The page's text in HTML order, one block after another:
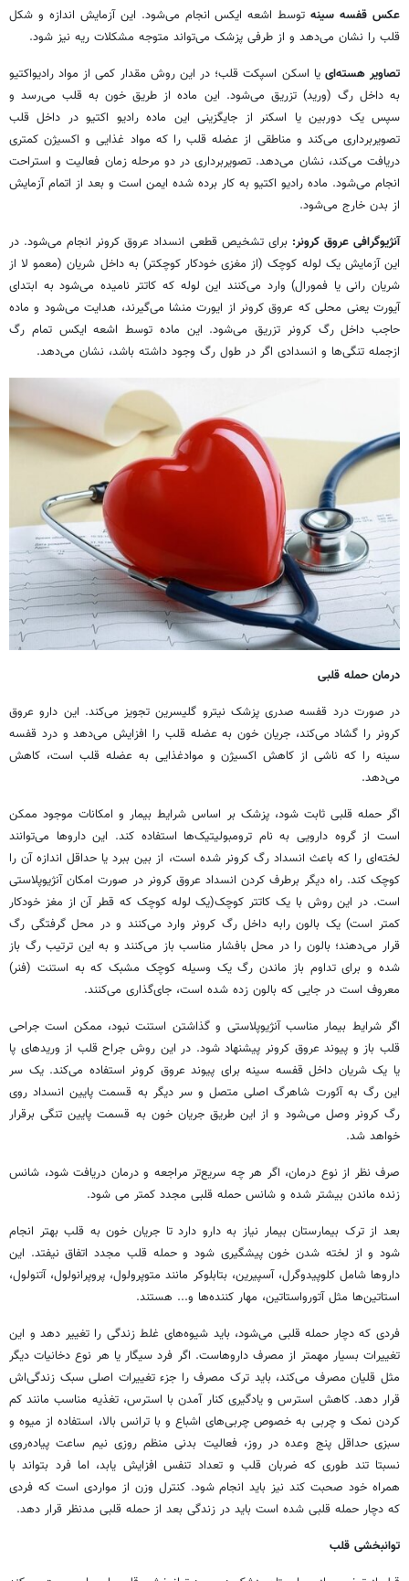
عکس قفسه سینهتوسط اشعه ایکس انجام می‌شود. این آزمایش اندازه و شکل
قلب را نشان می‌دهد و از طرفی پزشک می‌تواند متوجه مشکلات ریه نیز شود.
تصاویر هسته‌اییا اسکن اسپکت قلب؛ در این روش مقدار کمی از مواد رادیواکتیو
به داخل رگ (ورید) تزریق می‌شود. این ماده از طریق خون به قلب می‌رسد و
سپس یک دوربین یا اسکنر از جایگزینی این ماده رادیو اکتیو در داخل قلب
تصویربرداری می‌کند و مناطقی از عضله قلب را که مواد غذایی و اکسیژن کمتری
دریافت می‌کند، نشان می‌دهد. تصویربرداری در دو مرحله زمان فعالیت و استراحت
انجام می‌شود. ماده رادیو اکتیو به کار برده شده ایمن است و بعد از اتمام آزمایش
از بدن خارج می‌شود.
آنژیوگرافی عروق کرونر: برای تشخیص قطعی انسداد عروق کرونر انجام می‌شود. در
این آزمایش یک لوله کوچک (از مغزی خودکار کوچکتر) به داخل شریان (معمو لا از
شریان رانی یا فمورال) وارد می‌کنند این لوله که کاتتر نامیده می‌شود به ابتدای
آیورت یعنی محلی که عروق کرونر از ایورت منشا می‌گیرند، هدایت می‌شود و ماده
حاجب داخل رگ کرونر تزریق می‌شود. این ماده توسط اشعه ایکس تمام رگ
ازجمله تنگی‌ها و انسدادی اگر در طول رگ وجود داشته باشد، نشان می‌دهد.
درمان حمله قلبی
در صورت درد قفسه صدری پزشک نیترو گلیسرین تجویز می‌کند. این دارو عروق
کرونر را گشاد می‌کند، جریان خون به عضله قلب را افزایش می‌دهد و درد قفسه
سینه را که ناشی از کاهش اکسیژن و موادغذایی به عضله قلب است، کاهش
می‌دهد.
اگر حمله قلبی ثابت شود، پزشک بر اساس شرایط بیمار و امکانات موجود ممکن
است از گروه دارویی به نام ترومبولیتیک‌ها استفاده کند. این داروها می‌توانند
لخته‌ای را که باعث انسداد رگ کرونر شده است، از بین ببرد یا حداقل اندازه آن را
کوچک کند. راه دیگر برطرف کردن انسداد عروق کرونر در صورت امکان آنژیوپلاستی
است. در این روش با یک کاتتر کوچک(یک لوله کوچک که قطر آن از مغز خودکار
کمتر است) یک بالون رابه داخل رگ کرونر وارد می‌کنند و در محل گرفتگی رگ
قرار می‌دهند؛ بالون را در محل بافشار مناسب باز می‌کنند و به این ترتیب رگ باز
شده و برای تداوم باز ماندن رگ یک وسیله کوچک مشبک که به استنت (فنر)
معروف است در جایی که بالون زده شده است، جای‌گذاری می‌کنند.
اگر شرایط بیمار مناسب آنژیوپلاستی و گذاشتن استنت نبود، ممکن است جراحی
قلب باز و پیوند عروق کرونر پیشنهاد شود. در این روش جراح قلب از وریدهای پا
یا یک شریان داخل قفسه سینه برای پیوند عروق کرونر استفاده می‌کند. یک سر
این رگ به آئورت شاهرگ اصلی متصل و سر دیگر به قسمت پایین انسداد روی
رگ کرونر وصل می‌شود و از این طریق جریان خون به قسمت پایین تنگی برقرار
خواهد شد.
صرف نظر از نوع درمان، اگر هر چه سریع‌تر مراجعه و درمان دریافت شود، شانس
زنده ماندن بیشتر شده و شانس حمله قلبی مجدد کمتر می شود.
بعد از ترک بیمارستان بیمار نیاز به دارو دارد تا جریان خون به قلب بهتر انجام
شود و از لخته شدن خون پیشگیری شود و حمله قلب مجدد اتفاق نیفتد. این
داروها شامل کلوپیدوگرل، آسپیرین، بتابلوکر مانند متوپرولول، پروپرانولول، آتنولول،
استاتین‌ها مثل آتورواستاتین، مهار کننده‌ها و... هستند.
فردی که دچار حمله قلبی می‌شود، باید شیوه‌های غلط زندگی را تغییر دهد و این
تغییرات بسیار مهمتر از مصرف داروهاست. اگر فرد سیگار یا هر نوع دخانیات دیگر
مثل قلیان مصرف می‌کند، باید ترک مصرف را جزء تغییرات اصلی سبک زندگی‌اش
قرار دهد. کاهش استرس و یادگیری کنار آمدن با استرس، تغذیه مناسب مانند کم
کردن نمک و چربی به خصوص چربی‌های اشباع و با ترانس بالا، استفاده از میوه و
سبزی حداقل پنج وعده در روز، فعالیت بدنی منظم روزی نیم ساعت پیاده‌روی
نسبتا تند طوری که ضربان قلب و تعداد تنفس افزایش یابد، اما فرد بتواند با
همراه خود صحبت کند نیز باید انجام شود. کنترل وزن از مواردی است که فردی
که دچار حمله قلبی شده است باید در زندگی بعد از حمله قلبی مدنظر قرار دهد.
توانبخشی قلب